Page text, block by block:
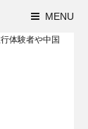
MENU
体験者や中国